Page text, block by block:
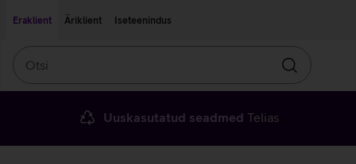
Eraklient
Äriklient Iseteenindus
Otsin
Uuskasutatud seadmed Telias